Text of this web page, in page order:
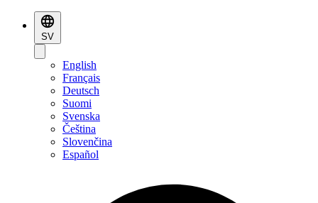
SV
English
Français
Deutsch
Suomi
Svenska
Čeština
Slovenčina
Español